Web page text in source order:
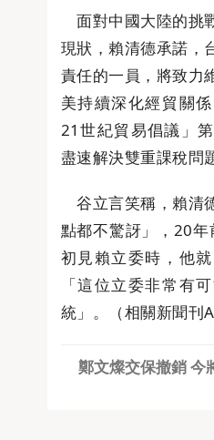
面對中國大陸的挑
現狀，賴清德承諾，
責任的一員，將致力
美持續深化經貿關
21世紀貿易倡議」
盡速解決雙重課稅問
谷立言笑稱，賴清
點都不驚訝」，20年
初見賴立委時，他
「這位立委非常有
統」。（相關新聞刊
鄭文燦交保撤銷 今